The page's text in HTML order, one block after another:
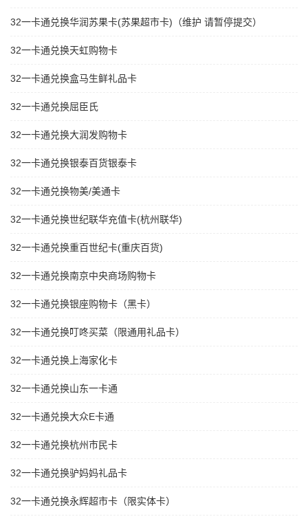
32一卡通兑换华润苏果卡(苏果超市卡)（维护 请暂停提交）
32一卡通兑换天虹购物卡
32一卡通兑换盒马生鲜礼品卡
32一卡通兑换屈臣氏
32一卡通兑换大润发购物卡
32一卡通兑换银泰百货银泰卡
32一卡通兑换物美/美通卡
32一卡通兑换世纪联华充值卡(杭州联华)
32一卡通兑换重百世纪卡(重庆百货)
32一卡通兑换南京中央商场购物卡
32一卡通兑换银座购物卡（黑卡）
32一卡通兑换叮咚买菜（限通用礼品卡）
32一卡通兑换上海家化卡
32一卡通兑换山东一卡通
32一卡通兑换大众E卡通
32一卡通兑换杭州市民卡
32一卡通兑换驴妈妈礼品卡
32一卡通兑换永辉超市卡（限实体卡）